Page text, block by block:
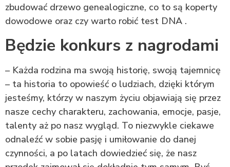
zbudować drzewo genealogiczne, co to są koperty
dowodowe oraz czy warto robić test DNA .
Będzie konkurs z nagrodami
– Każda rodzina ma swoją historię, swoją tajemnicę
– ta historia to opowieść o ludziach, dzięki którym
jesteśmy, którzy w naszym życiu objawiają się przez
nasze cechy charakteru, zachowania, emocje, pasje,
talenty aż po nasz wygląd. To niezwykle ciekawe
odnaleźć w sobie pasję i umiłowanie do danej
czynności, a po latach dowiedzieć się, że nasz